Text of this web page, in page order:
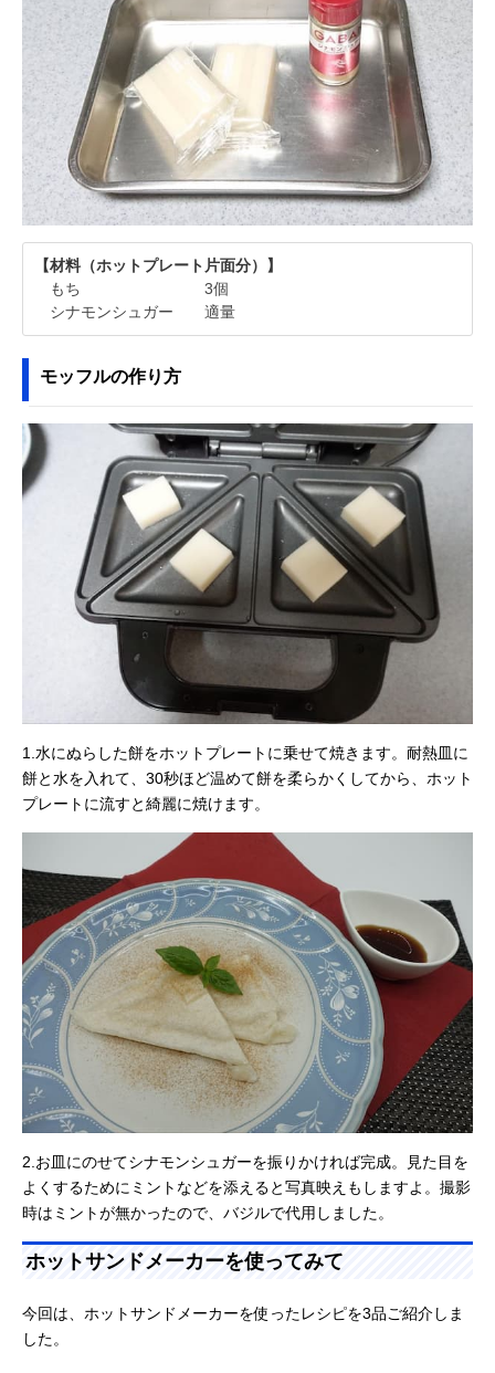
【材料（ホットプレート片面分）】
もち 3個
シナモンシュガー 適量
モッフルの作り方
1.水にぬらした餅をホットプレートに乗せて焼きます。耐熱皿に
餅と水を入れて、30秒ほど温めて餅を柔らかくしてから、ホット
プレートに流すと綺麗に焼けます。
2.お皿にのせてシナモンシュガーを振りかければ完成。見た目を
よくするためにミントなどを添えると写真映えもしますよ。撮影
時はミントが無かったので、バジルで代用しました。
ホットサンドメーカーを使ってみて
今回は、ホットサンドメーカーを使ったレシピを3品ご紹介しま
した。